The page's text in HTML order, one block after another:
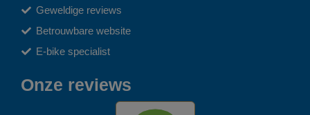
Geweldige reviews
Betrouwbare website
E-bike specialist
Onze reviews